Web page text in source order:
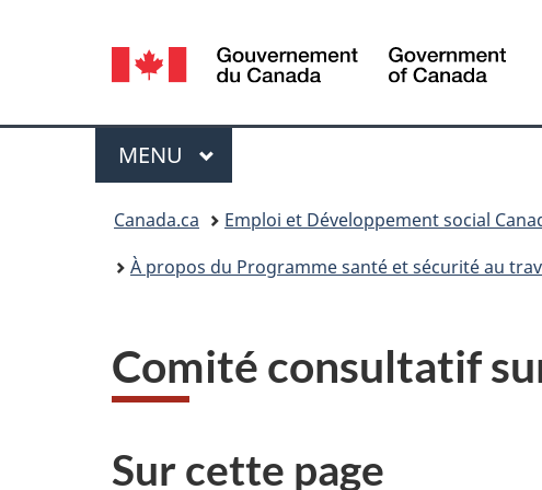
Sélection
de
la
langue
Menu
MENU PRINCIPAL
Canada.ca Emploi et Développement social
À propos du Programme santé et sécurité au
Comité consultatif
Sur cette page